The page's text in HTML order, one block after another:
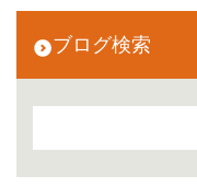
ブログ検索